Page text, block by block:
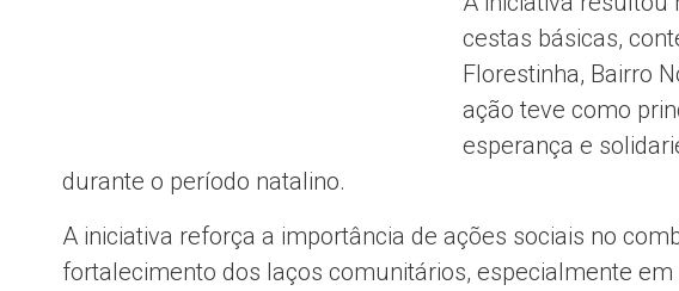
cestas básicas,
Florestinha, Bairro
ação teve como
esperança e
durante o período natalino.
A iniciativa reforça a importância de ações sociais no
fortalecimento dos laços comunitários, especialmente